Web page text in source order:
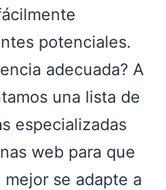
potenciales.
adecuada? A
una lista de
especializadas
web para que
se adapte a